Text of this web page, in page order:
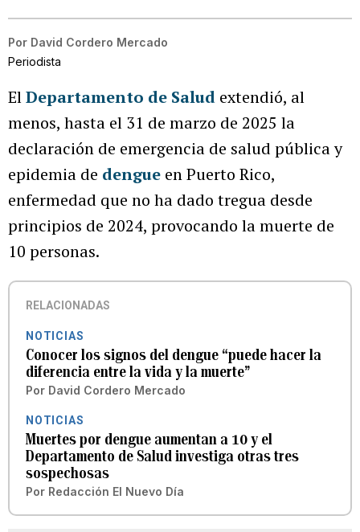
Por David Cordero Mercado
Periodista
ElDepartamento de Salud extendió, al
menos, hasta el 31 de marzo de 2025 la
declaración de emergencia de salud pública y
epidemia de dengue en Puerto Rico,
enfermedad que no ha dado tregua desde
principios de 2024, provocando la muerte de
10 personas.
RELACIONADAS
NOTICIAS
Conocer los signos del dengue “puede hacer la
diferencia entre la vida y la muerte”
Por David Cordero Mercado
NOTICIAS
Muertes por dengue aumentan a 10 y el
Departamento de Salud investiga otras tres
sospechosas
Por Redacción El Nuevo Día